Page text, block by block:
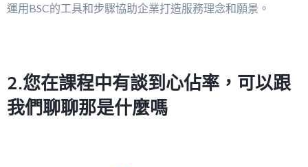
運用BSC的工具和步驟協助企業打造服務理念和願景。
2.您在課程中有談到心佔率，可以跟
我們聊聊那是什麼嗎